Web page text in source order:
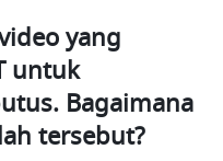
yang
untuk
Bagaimana
tersebut?